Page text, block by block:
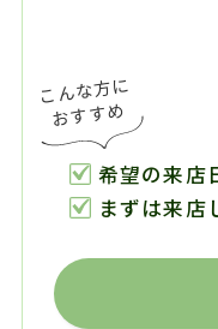
希望の来店
まずは来店